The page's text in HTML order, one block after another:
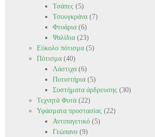
Τσάπες (5)
Τσουγκράνα (7)
Φτυάρια (6)
Ψαλίδια (23)
Εύκολο πότισμα (5)
Πότισμα (40)
Λάστιχα (6)
Ποτιστήρια (5)
Συστήματα άρδρευσης (30)
Τεχνητά Φυτά (22)
Υφάσματα προστασίας (22)
Αντιπαγετικό (5)
Γεώπανο (9)